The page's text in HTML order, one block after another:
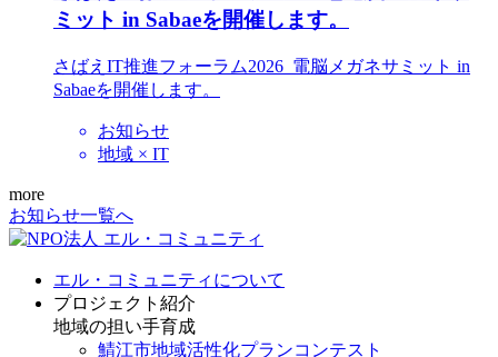
ミット in Sabaeを開催します。
さばえIT推進フォーラム2026_電脳メガネサミット in
Sabaeを開催します。
お知らせ
地域 × IT
more
お知らせ一覧へ
エル・コミュニティについて
プロジェクト紹介
地域の担い手育成
鯖江市地域活性化プランコンテスト